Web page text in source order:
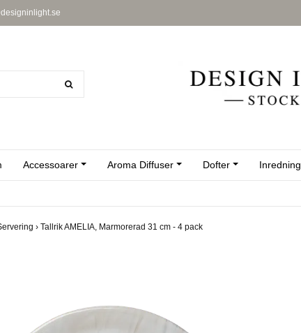
Accessoarer Aroma Diffuser Dofter Inredning
› Tallrik AMELIA, Marmorerad 31 cm - 4 pack